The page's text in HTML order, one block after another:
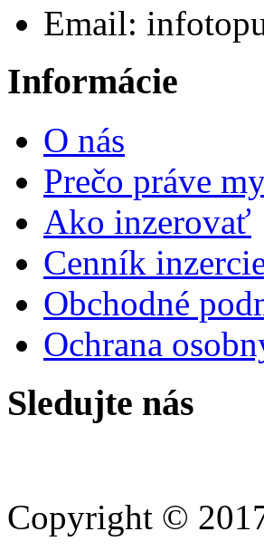
Email: info
Informácie
O nás
Prečo práve
Ako inzerovať
Cenník
Obchodné
Ochrana
Sledujte nás
Copyright ©